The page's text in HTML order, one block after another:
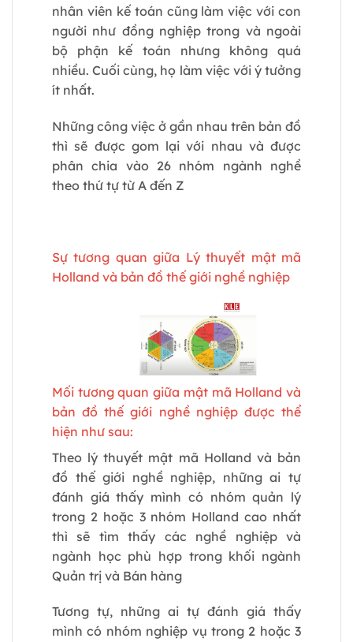
nhân viên kế toán cũng làm việc với con
người như đồng nghiệp trong và ngoài
bộ phận kế toán nhưng không quá
nhiều. Cuối cùng, họ làm việc với ý tưởng
ít nhất.
Những công việc ở gần nhau trên bản đồ
thì sẽ được gom lại với nhau và được
phân chia vào 26 nhóm ngành nghề
theo thứ tự từ A đến Z
Sự tương quan giữa Lý thuyết mật mã
Holland và bản đồ thế giới nghề nghiệp
Mối tương quan giữa mật mã Holland và
bản đồ thế giới nghề nghiệp được thể
hiện như sau:
Theo lý thuyết mật mã Holland và bản
đồ thế giới nghề nghiệp, những ai tự
đánh giá thấy mình có nhóm quản lý
trong 2 hoặc 3 nhóm Holland cao nhất
thì sẽ tìm thấy các nghề nghiệp và
ngành học phù hợp trong khối ngành
Quản trị và Bán hàng
Tương tự, những ai tự đánh giá thấy
mình có nhóm nghiệp vụ trong 2 hoặc 3